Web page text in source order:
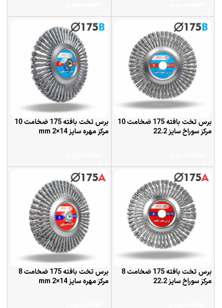
برس تخت بافته 175 ضخامت 10
مرکز سوراخ سایز 22.2
برس تخت بافته 175 ضخامت 10
مرکز مهره سایز 14×2 mm
برس تخت بافته 175 ضخامت 8
مرکز سوراخ سایز 22.2
برس تخت بافته 175 ضخامت 8
مرکز مهره سایز 14×2 mm